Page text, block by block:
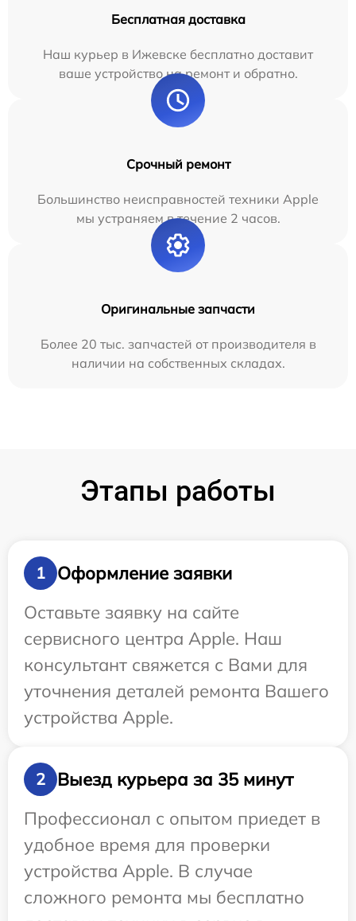
Бесплатная доставка
Наш курьер в Ижевске бесплатно доставит
ваше устройство на ремонт и обратно.
Срочный ремонт
Большинство неисправностей техники Apple
мы устраняем в течение 2 часов.
Оригинальные запчасти
Более 20 тыс. запчастей от производителя в
наличии на собственных складах.
Этапы работы
1
Оформление заявки
Оставьте заявку на сайте
сервисного центра Apple. Наш
консультант свяжется с Вами для
уточнения деталей ремонта Вашего
устройства Apple.
2
Выезд курьера за 35 минут
Профессионал с опытом приедет в
удобное время для проверки
устройства Apple. В случае
сложного ремонта мы бесплатно